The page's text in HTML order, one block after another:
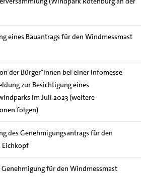
eines Bauantrags für den Windmessmast
der Bürger*innen bei einer Infomesse
zur Besichtigung eines
im Juli 2023 (weitere
folgen)
des Genehmigungsantrags für den
Genehmigung für den Windmessmast